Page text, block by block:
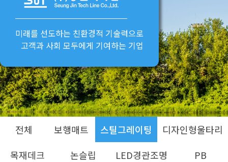
미래를 선도하는 친환경적 기술력으로
고객과 사회 모두에게 기여하는 기업
전체 보행매트 스틸그레이팅
디자인형울타리
목재데크
논슬립 LED경관조명 PB